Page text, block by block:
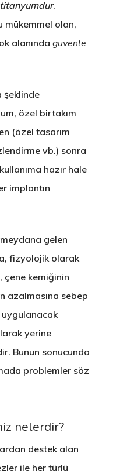
titanyumdur.
mükemmel olan,
alanında güvenle
şeklinde
özel birtakım
(özel tasarım
vb.) sonra
hazır hale
implantın
meydana gelen
fizyolojik olarak
çene kemiğinin
azalmasına sebep
uygulanacak
yerine
Bunun sonucunda
problemler söz
nelerdir?
destek alan
ile her türlü